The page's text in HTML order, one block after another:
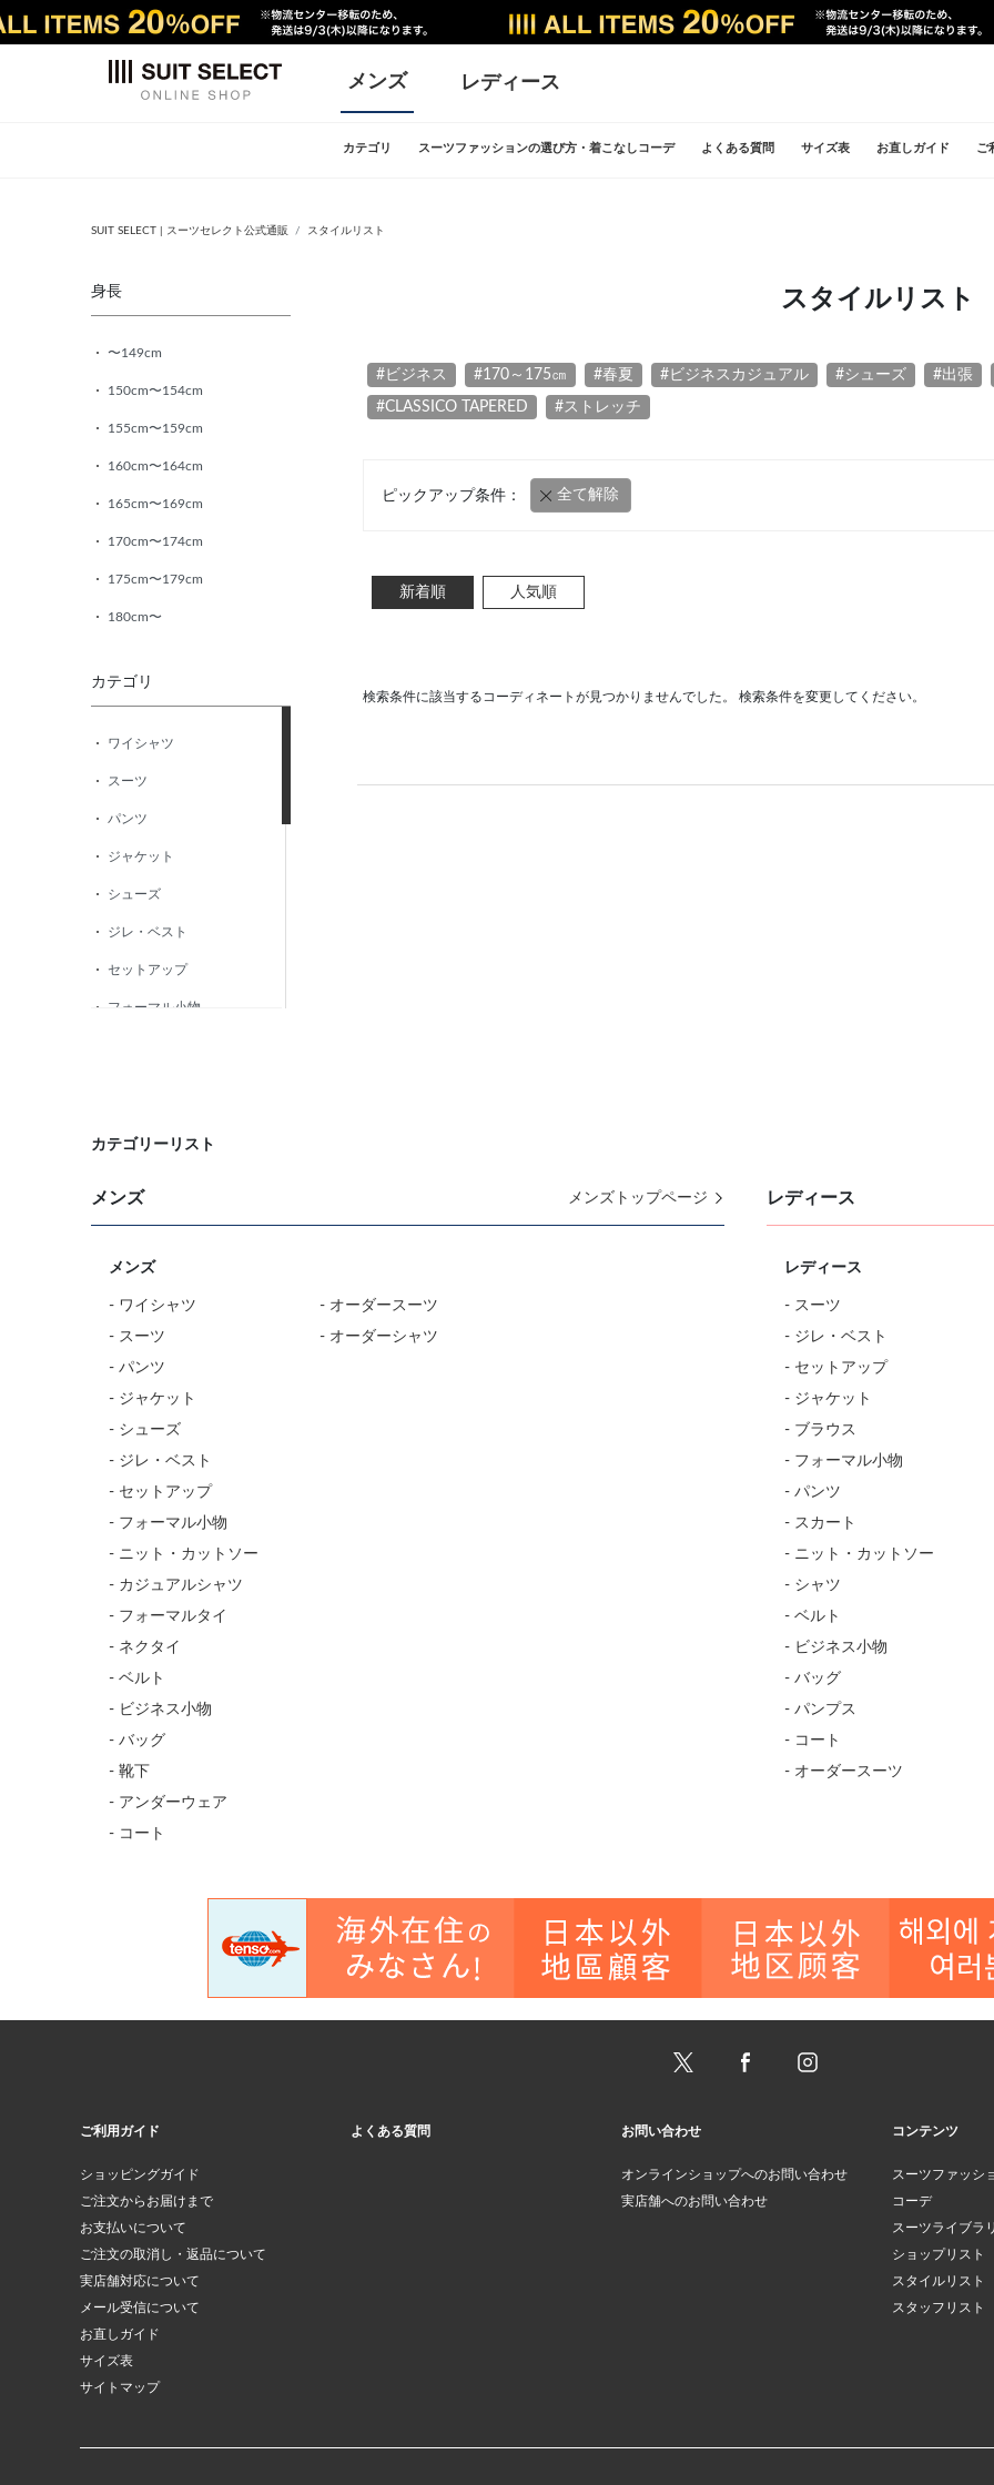
メンズ レディース
カテゴリ スーツファッションの選び方・着こなしコーデ よくある質問 サイズ表 お直しガイド ご
SUIT SELECT | スーツセレクト公式通販 スタイルリスト
身長
〜149cm
150cm〜154cm
155cm〜159cm
160cm〜164cm
165cm〜169cm
170cm〜174cm
175cm〜179cm
180cm〜
カテゴリ
ワイシャツ
スーツ
パンツ
ジャケット
シューズ
ジレ・ベスト
セットアップ
フォーマル小物
ベルト
バッグ
靴下
アンダーウェア
オーダースーツ
オーダーシャツ
スタイルリスト
#ビジネス #170～175㎝ #春夏 #ビジネスカジュアル #シューズ #出張
#CLASSICO TAPERED #ストレッチ
ピックアップ条件： 全て解除
新着順 人気順
検索条件に該当するコーディネートが見つかりませんでした。 検索条件を変更してください。
カテゴリーリスト
メンズ メンズトップページ
メンズ
- ワイシャツ
- スーツ
- パンツ
- ジャケット
- シューズ
- ジレ・ベスト
- セットアップ
- フォーマル小物
- ニット・カットソー
- カジュアルシャツ
- フォーマルタイ
- ネクタイ
- ベルト
- ビジネス小物
- バッグ
- 靴下
- アンダーウェア
- コート
- オーダースーツ
- オーダーシャツ
レディース
レディース
- スーツ
- ジレ・ベスト
- セットアップ
- ジャケット
- ブラウス
- フォーマル小物
- パンツ
- スカート
- ニット・カットソー
- シャツ
- ベルト
- ビジネス小物
- バッグ
- パンプス
- コート
- オーダースーツ
ご利用ガイド
ショッピングガイド
ご注文からお届けまで
お支払いについて
ご注文の取消し・返品について
実店舗対応について
メール受信について
お直しガイド
サイズ表
サイトマップ
よくある質問 お問い合わせ
オンラインショップへのお問い合わせ
実店舗へのお問い合わせ
コンテンツ
スーツファッシ
コーデ
スーツライブラ
ショップリスト
スタイルリスト
スタッフリスト